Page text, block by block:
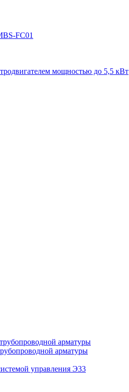
FC01
мощностью до 5,5 кВт
арматуры
арматуры
управления Э33